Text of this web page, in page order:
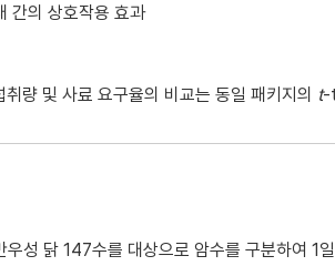
간의 상호작용 효과
량 및 사료 요구율의 비교는 동일 패키지의 t-
성 닭 147수를 대상으로 암수를 구분하여 1